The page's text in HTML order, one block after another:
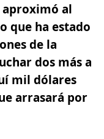
aproximó al
que ha estado
de la
dos más a
mil dólares
arrasará por